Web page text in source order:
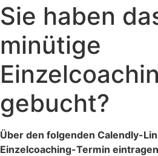
Sie haben
minütige
gebucht?
Über den folgenden Calendly-
Einzelcoaching-Termin eintragen